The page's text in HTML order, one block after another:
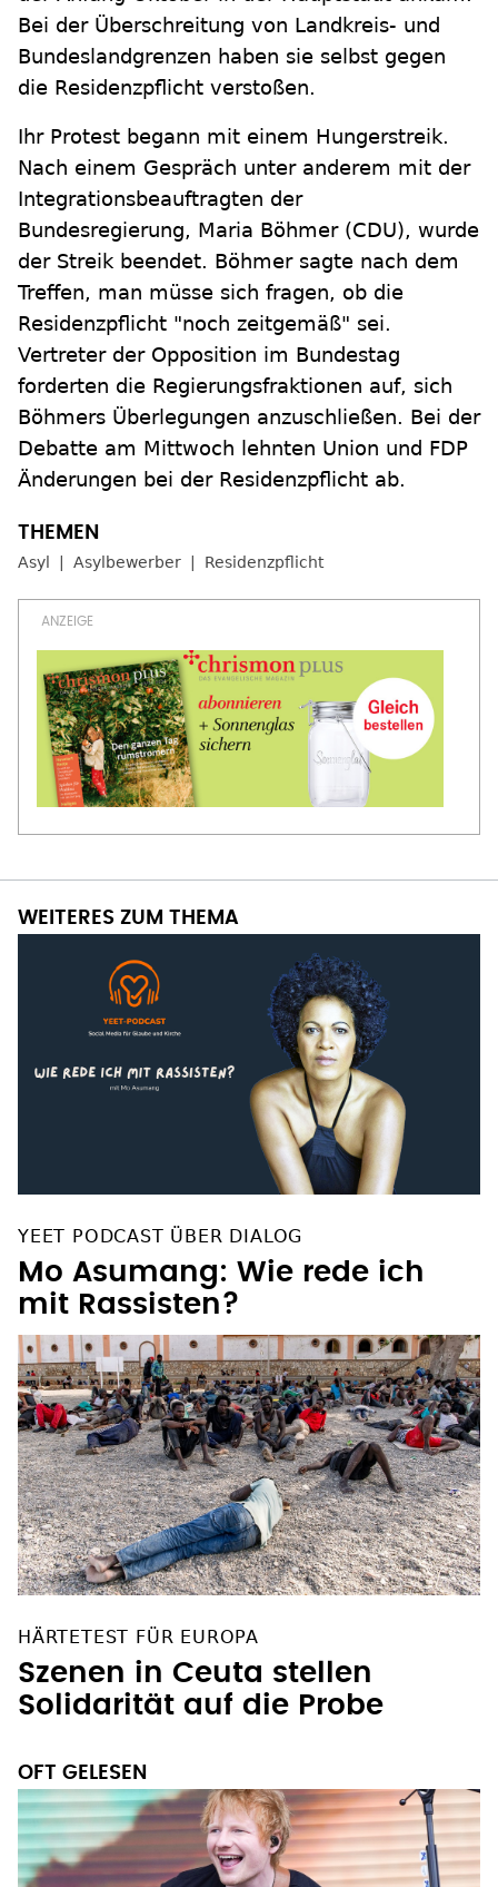
Bei der Überschreitung von Landkreis- und
Bundeslandgrenzen haben sie selbst gegen
die Residenzpflicht verstoßen.
Ihr Protest begann mit einem Hungerstreik.
Nach einem Gespräch unter anderem mit der
Integrationsbeauftragten der
Bundesregierung, Maria Böhmer (CDU), wurde
der Streik beendet. Böhmer sagte nach dem
Treffen, man müsse sich fragen, ob die
Residenzpflicht "noch zeitgemäß" sei.
Vertreter der Opposition im Bundestag
forderten die Regierungsfraktionen auf, sich
Böhmers Überlegungen anzuschließen. Bei der
Debatte am Mittwoch lehnten Union und FDP
Änderungen bei der Residenzpflicht ab.
Asyl Asylbewerber Residenzpflicht
WEITERES ZUM THEMA
YEET PODCAST ÜBER DIALOG
Mo Asumang: Wie rede ich
mit Rassisten?
HÄRTETEST FÜR EUROPA
Szenen in Ceuta stellen
Solidarität auf die Probe
OFT GELESEN